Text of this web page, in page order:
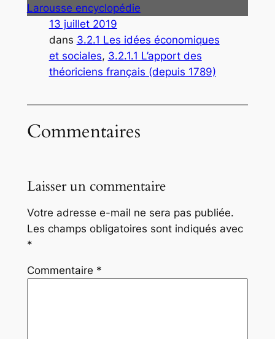
Larousse encyclopédie
13 juillet 2019
dans 3.2.1 Les idées économiques
et sociales, 3.2.1.1 L’apport des
théoriciens français (depuis 1789)
Commentaires
Laisser un commentaire
Votre adresse e-mail ne sera pas publiée.
Les champs obligatoires sont indiqués avec
*
Commentaire *